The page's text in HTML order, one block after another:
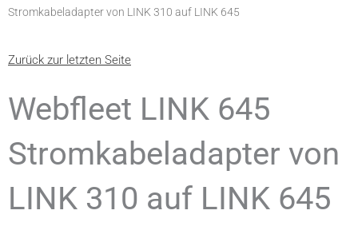
Stromkabeladapter von LINK 310 auf LINK 645
Zurück zur letzten Seite
Webfleet LINK 645
Stromkabeladapter von
LINK 310 auf LINK 645